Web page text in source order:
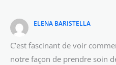
ELENA BARISTELLA
C’est fascinant de voir
notre façon de prendre soin